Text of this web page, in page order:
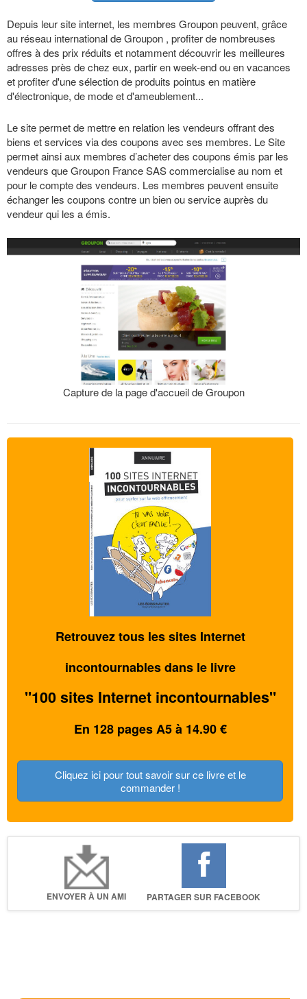
Depuis leur site internet, les membres Groupon peuvent, grâce
au réseau international de Groupon , profiter de nombreuses
offres à des prix réduits et notamment découvrir les meilleures
adresses près de chez eux, partir en week-end ou en vacances
et profiter d'une sélection de produits pointus en matière
d'électronique, de mode et d'ameublement...
Le site permet de mettre en relation les vendeurs offrant des
biens et services via des coupons avec ses membres. Le Site
permet ainsi aux membres d’acheter des coupons émis par les
vendeurs que Groupon France SAS commercialise au nom et
pour le compte des vendeurs. Les membres peuvent ensuite
échanger les coupons contre un bien ou service auprès du
vendeur qui les a émis.
Capture de la page d'accueil de Groupon
Retrouvez tous les sites Internet
incontournables dans le livre
"100 sites Internet incontournables"
En 128 pages A5 à 14.90 €
Cliquez ici pour tout savoir sur ce livre et le
commander !
ENVOYER À UN AMI PARTAGER SUR FACEBOOK